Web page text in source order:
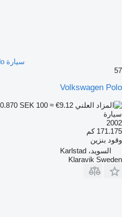
سيارة Volkswagen Polo
57
Volkswagen Polo
SEK 100 ≈ €9.12
سيارة
2002
171.175 كم
وقود بنزين
السويد، Karlstad
Klaravik Sweden